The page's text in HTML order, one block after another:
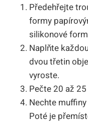
Předehřejte
formy
silikonové
Naplňte
dvou třetin
vyroste.
Pečte 20 až
Nechte
Poté je